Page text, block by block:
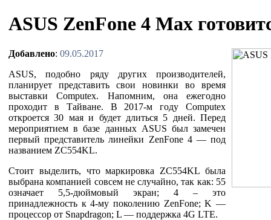
ASUS ZenFone 4 Max
Добавлено: 09.05.2017
ASUS, подобно ряду других производителей,
планирует представить свои новинки во время
выставки Computex. Напомним, она ежегодно
проходит в Тайване. В 2017-м году Computex
откроется 30 мая и будет длиться 5 дней. Перед
мероприятием в базе данных ASUS был замечен
первый представитель линейки ZenFone 4 — под
названием ZC554KL.
Стоит выделить, что маркировка ZC554KL была
выбрана компанией совсем не случайно, так как: 55
означает 5,5-дюймовый экран; 4 – это
принадлежность к 4-му поколению ZenFone; K —
процессор от Snapdragon; L — поддержка 4G LTE.